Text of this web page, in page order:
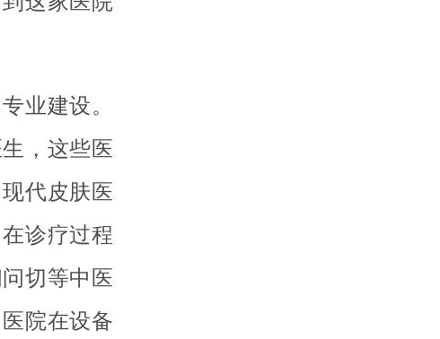
业建设。
，这些医
代皮肤医
诊疗过程
切等中医
院在设备